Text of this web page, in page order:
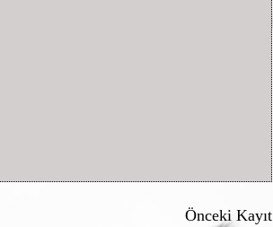
Önceki Kayıt